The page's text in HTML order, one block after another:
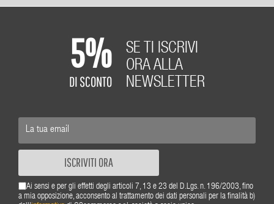
5%
DI SCONTO
SE TI ISCRIVI
ORA ALLA
NEWSLETTER
ISCRIVITI ORA
Ai sensi e per gli effetti degli articoli 7, 13 e 23 del D.Lgs. n. 196/2003, fino
a mia opposizione, acconsento al trattamento dei dati personali per la finalità b)